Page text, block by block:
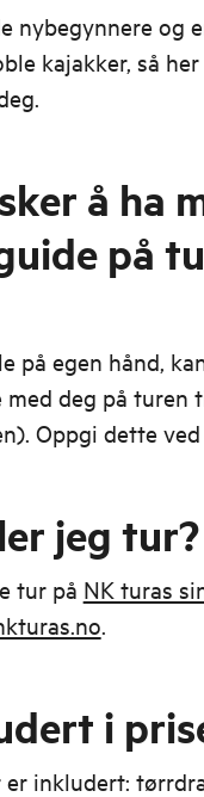
nybegynnere og
kajakker, så
å ha
på
på egen hånd,
deg på turen
Oppgi dette
jeg tur?
tur på NK turas
.
i
inkludert: